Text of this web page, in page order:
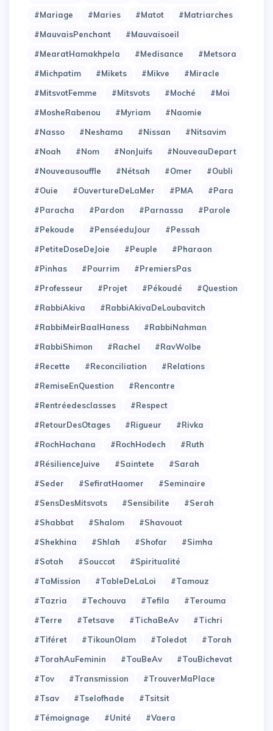
#Mariage #Maries #Matot
#Matriarches
#MauvaisPenchant
#Mauvaisoeil
#MearatHamakhpela
#Medisance
#Metsora
#Michpatim
#Mikets #Mikve
#Miracle
#MitsvotFemme
#Mitsvots #Moché
#Moi
#MosheRabenou
#Myriam
#Naomie
#Nasso
#Neshama #Nissan
#Nitsavim
#Noah
#Nom #NonJuifs
#NouveauDepart
#Nouveausouffle
#Nétsah #Omer
#Oubli
#Ouie
#OuvertureDeLaMer #PMA
#Para
#Paracha
#Pardon #Parnassa
#Parole
#Pekoude
#PenséeduJour
#Pessah
#PetiteDoseDeJoie
#Peuple
#Pharaon
#Pinhas
#Pourrim
#PremiersPas
#Professeur
#Projet #Pékoudé
#Question
#RabbiAkiva
#RabbiAkivaDeLoubavitch
#RabbiMeirBaalHaness
#RabbiNahman
#RabbiShimon
#Rachel
#RavWolbe
#Recette
#Reconciliation
#Relations
#RemiseEnQuestion
#Rencontre
#Rentréedesclasses
#Respect
#RetourDesOtages
#Rigueur
#Rivka
#RochHachana
#RochHodech
#Ruth
#RésilienceJuive
#Saintete
#Sarah
#Seder
#SefiratHaomer
#Seminaire
#SensDesMitsvots
#Sensibilite
#Serah
#Shabbat
#Shalom
#Shavouot
#Shekhina
#Shlah #Shofar
#Simha
#Sotah
#Souccot
#Spiritualité
#TaMission
#TableDeLaLoi
#Tamouz
#Tazria
#Techouva #Tefila
#Terouma
#Terre
#Tetsave #TichaBeAv
#Tichri
#Tiféret
#TikounOlam #Toledot
#Torah
#TorahAuFeminin
#TouBeAv
#TouBichevat
#Tov
#Transmission
#TrouverMaPlace
#Tsav
#Tselofhade
#Tsitsit
#Témoignage
#Unité
#Vaera